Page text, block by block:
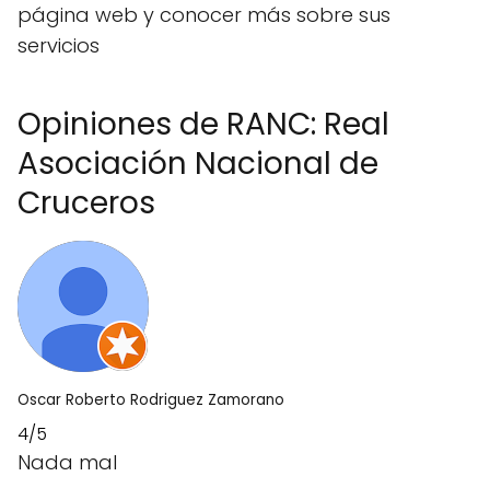
página web y conocer más sobre sus
servicios
Opiniones de RANC: Real
Asociación Nacional de
Cruceros
Oscar Roberto Rodriguez Zamorano
4/5
Nada mal